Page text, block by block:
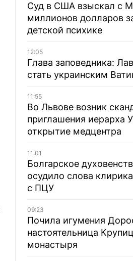
Суд в США взыскал с
миллионов долларов
детской психике
12:05
Глава заповедника:
стать украинским
11:55
Во Львове возник
приглашения иерарха
открытие медцентра
11:01
Болгарское
осудило слова
с ПЦУ
09:23
Почила игумения
настоятельница
монастыря